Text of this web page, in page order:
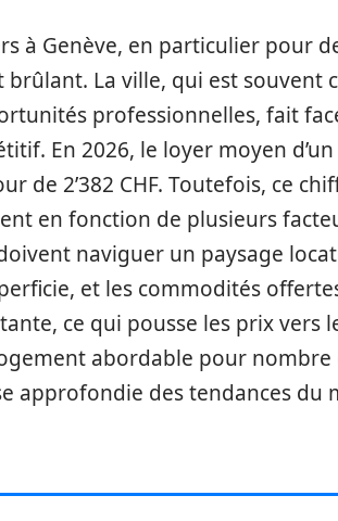
à Genève, en particulier pour
brûlant. La ville, qui est souvent
professionnelles, fait
En 2026, le loyer moyen
de 2’382 CHF. Toutefois, ce
en fonction de plusieurs
naviguer un paysage
et les commodités
ce qui pousse les prix vers
abordable pour nombre
approfondie des tendances du